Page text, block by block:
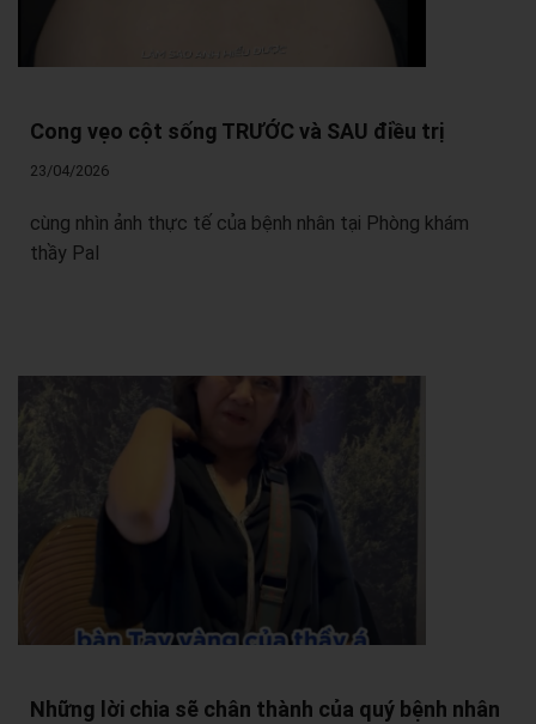
Cong vẹo cột sống TRƯỚC và SAU điều trị
23/04/2026
cùng nhìn ảnh thực tế của bệnh nhân tại Phòng khám
thầy Pal
Những lời chia sẽ chân thành của quý bệnh nhân